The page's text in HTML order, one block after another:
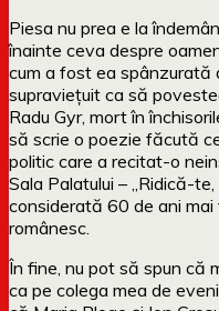
Piesa nu prea e la
înainte ceva despre
cum a fost ea spânzurată
supraviețuit ca să
Radu Gyr, mort în
să scrie o poezie făcută
politic care a recitat-o
Sala Palatului – „Ridică-
considerată 60 de ani mai
românesc.
În fine, nu pot să spun că
ca pe colega mea de